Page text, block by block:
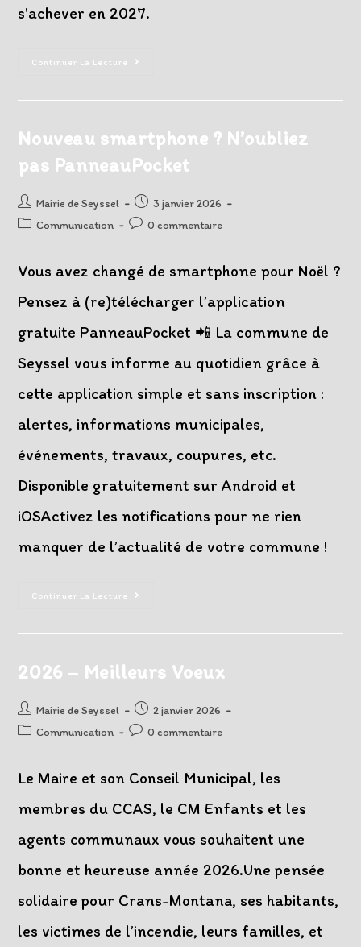
s'achever en 2027.
Continuer La Lecture
Nouvelle
Économiques
Du
Territoire
Nouveau smartphone ? N’oubliez
pas PanneauPocket
Auteur/autrice
de
Mairie de Seyssel
Post
published:
3 janvier 2026
PostCommunication
Post0 commentaire
Vous avez changé de smartphone pour Noël ?
Pensez à (re)télécharger l’application
gratuite PanneauPocket 📲 La commune de
Seyssel vous informe au quotidien grâce à
cette application simple et sans inscription :
alertes, informations municipales,
événements, travaux, coupures, etc.
Disponible gratuitement sur Android et
iOSActivez les notifications pour ne rien
manquer de l’actualité de votre commune !
Continuer La Lecture
Nouveau
2026 – Meilleurs Voeux
Auteur/autrice
de
Mairie de Seyssel
Post
published:
2 janvier 2026
PostCommunication
Post0 commentaire
Le Maire et son Conseil Municipal, les
membres du CCAS, le CM Enfants et les
agents communaux vous souhaitent une
bonne et heureuse année 2026.Une pensée
solidaire pour Crans-Montana, ses habitants,
les victimes de l’incendie, leurs familles, et